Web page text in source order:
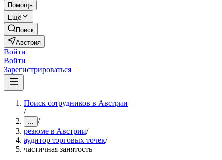
Помощь
Ещё
Поиск
Австрия
Войти
Войти
Зарегистрироваться
Поиск сотрудников в Австрии
/
... /
резюме в Австрии/
аудитор торговых точек/
частичная занятость